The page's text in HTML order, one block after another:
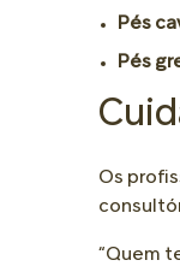
Pés
Pés
Os
“Quem